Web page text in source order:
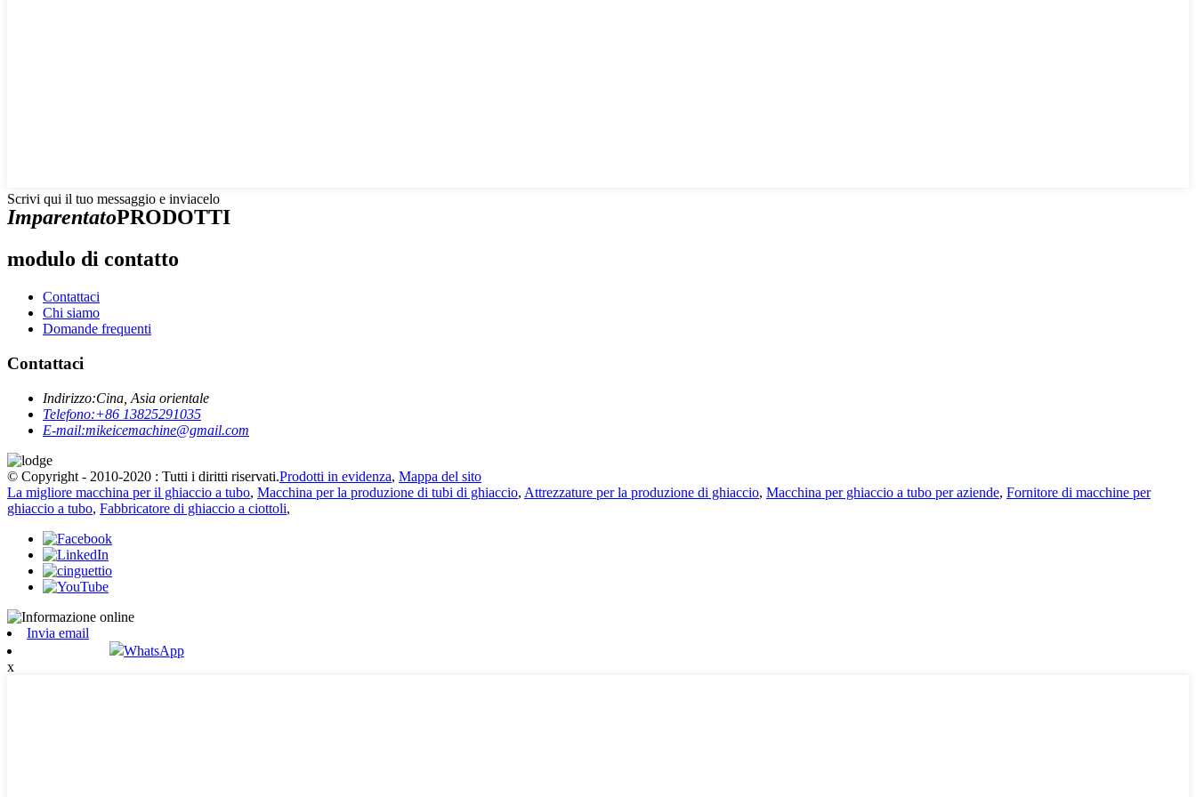
Scrivi qui il tuo messaggio e inviacelo
ImparentatoPRODOTTI
modulo di contatto
Contattaci
Chi siamo
Domande frequenti
Contattaci
Indirizzo:Cina, Asia orientale
Telefono:+86 13825291035
E-mail:mikeicemachine@gmail.com
© Copyright - 2010-2020 : Tutti i diritti riservati.Prodotti in evidenza, Mappa del sito
La migliore macchina per il ghiaccio a tubo, Macchina per la produzione di tubi di ghiaccio, Attrezzature per la produzione di ghiaccio, Macchina per ghiaccio a tubo per aziende, Fornitore di macchine per
ghiaccio a tubo, Fabbricatore di ghiaccio a ciottoli,
Invia email
WhatsApp
x